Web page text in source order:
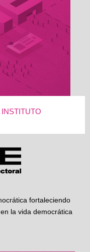
fortaleciendo
la vida democrática